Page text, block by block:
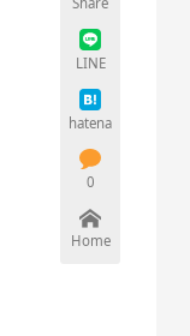
LINE
hatena
0
Home